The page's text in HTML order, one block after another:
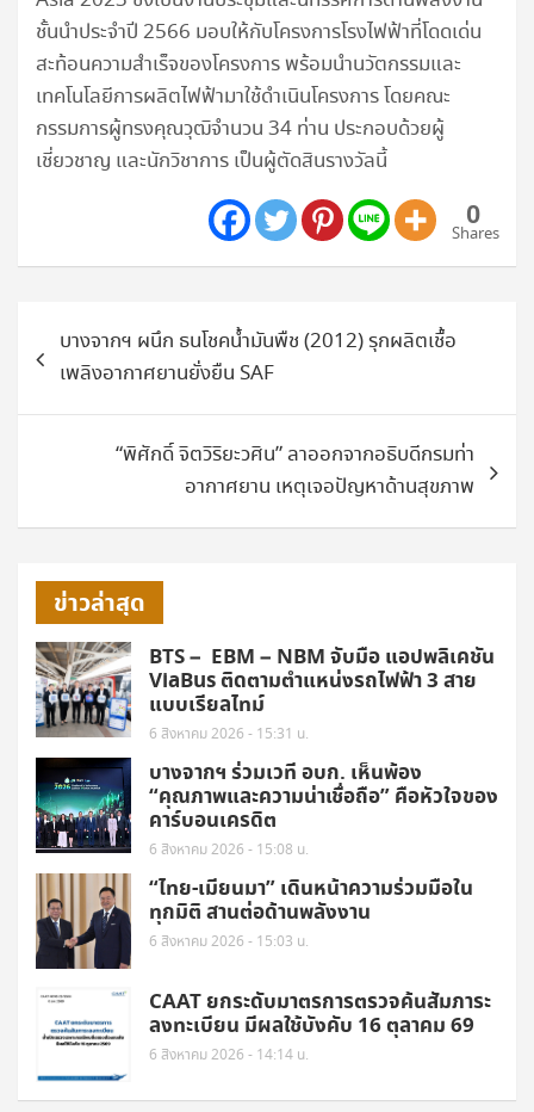
ชั้นนำประจำปี 2566 มอบให้กับโครงการโรงไฟฟ้าที่โดดเด่น
สะท้อนความสำเร็จของโครงการ พร้อมนำนวัตกรรมและ
เทคโนโลยีการผลิตไฟฟ้ามาใช้ดำเนินโครงการ โดยคณะ
กรรมการผู้ทรงคุณวุฒิจำนวน 34 ท่าน ประกอบด้วยผู้
เชี่ยวชาญ และนักวิชาการ เป็นผู้ตัดสินรางวัลนี้
0
Shares
เรื่องบางจากฯ ผนึก ธนโชคน้ำมันพืช (2012) รุกผลิตเชื้อ
เพลิงอากาศยานยั่งยืน SAF
“พิศักดิ์ จิตวิริยะวศิน” ลาออกจากอธิบดีกรมท่า
อากาศยาน เหตุเจอปัญหาด้านสุขภาพ
ข่าวล่าสุด
BTS – EBM – NBM จับมือ แอปพลิเคชัน
ViaBus ติดตามตำแหน่งรถไฟฟ้า 3 สาย
แบบเรียลไทม์
6 สิงหาคม 2026 - 15:31 น.
บางจากฯ ร่วมเวที อบก. เห็นพ้อง
“คุณภาพและความน่าเชื่อถือ” คือหัวใจของ
คาร์บอนเครดิต
6 สิงหาคม 2026 - 15:08 น.
“ไทย-เมียนมา” เดินหน้าความร่วมมือใน
ทุกมิติ สานต่อด้านพลังงาน
6 สิงหาคม 2026 - 15:03 น.
CAAT ยกระดับมาตรการตรวจค้นสัมภาระ
ลงทะเบียน มีผลใช้บังคับ 16 ตุลาคม 69
6 สิงหาคม 2026 - 14:14 น.